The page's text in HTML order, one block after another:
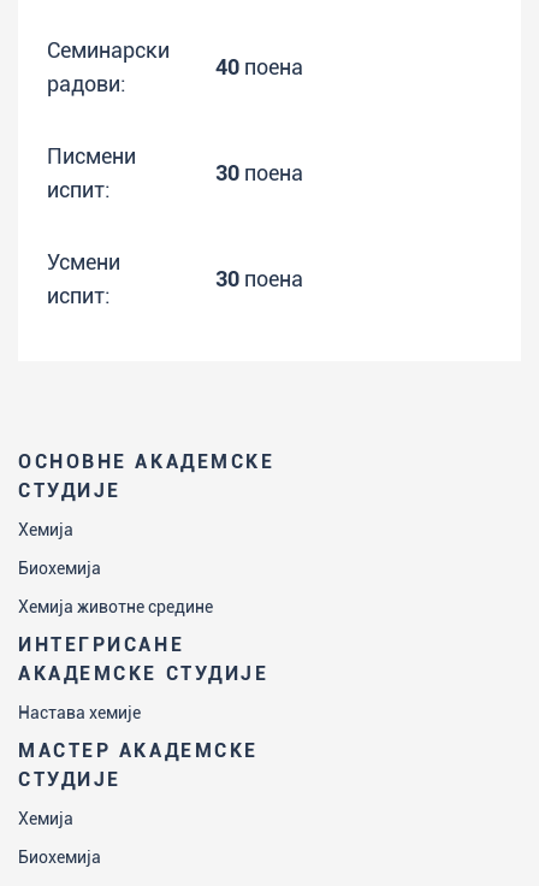
ОСНОВНЕ АКАДЕМСКЕ
СТУДИЈЕ
Хемија
Биохемија
Хемија животне средине
ИНТЕГРИСАНЕ
АКАДЕМСКЕ СТУДИЈЕ
Настава хемије
МАСТЕР АКАДЕМСКЕ
СТУДИЈЕ
Хемија
Биохемија
Семинарски
радови:
40 поена
Писмени
испит:
30 поена
Усмени
испит:
30 поена